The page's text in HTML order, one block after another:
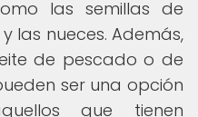
las semillas de
las nueces. Además,
de pescado o de
ser una opción
que tienen